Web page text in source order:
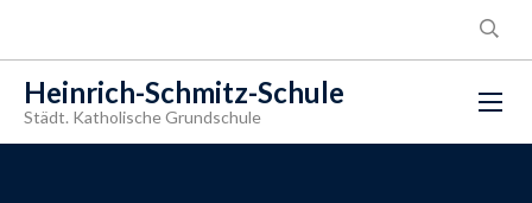
Heinrich-Schmitz-Schule
Städt. Katholische Grundschule